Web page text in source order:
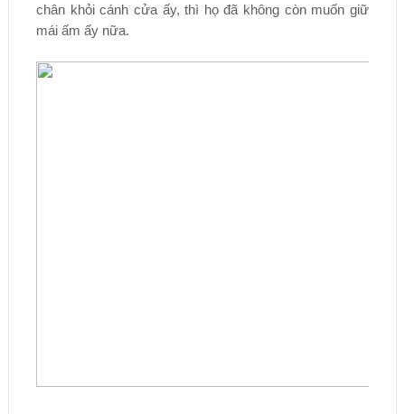
chân khỏi cánh cửa ấy, thì họ đã không còn muốn giữ
mái ấm ấy nữa.